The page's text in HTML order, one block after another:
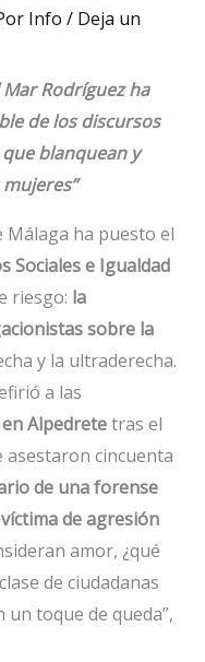
Info / Deja un
Rodríguez ha
de los discursos
blanquean y
Málaga ha puesto el
Sociales e Igualdad
riesgo: la
sobre la
y la ultraderecha.
a las
Alpedretetras el
asestaron cincuenta
de una forense
de agresión
amor, ¿qué
de ciudadanas
toque de queda”,